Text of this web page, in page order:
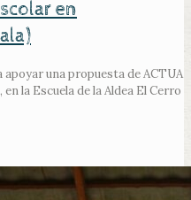
en
una propuesta de ACTUA
la Escuela de la Aldea El Cerro